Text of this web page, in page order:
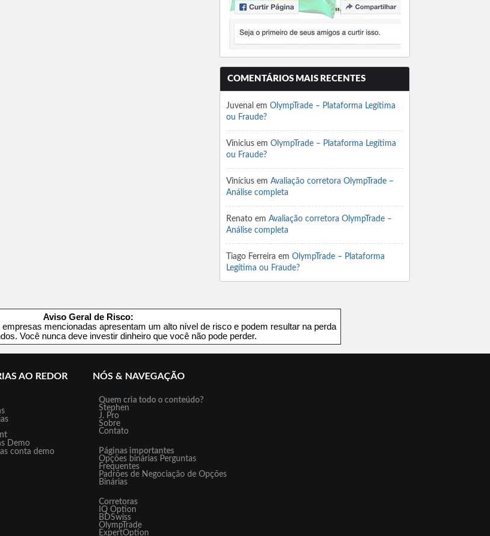
COMENTÁRIOS MAIS RECENTES
Juvenal em OlympTrade – Plataforma Legítima
ou Fraude?
Vinicius em OlympTrade – Plataforma Legítima
ou Fraude?
Vinícius em Avaliação corretora OlympTrade –
Análise completa
Renato em Avaliação corretora OlympTrade –
Análise completa
Tiago Ferreira em OlympTrade – Plataforma
Legítima ou Fraude?
Aviso Geral de Risco:
mencionadas apresentam um alto nível de risco e podem resultar na perda
Você nunca deve investir dinheiro que você não pode perder.
AO REDOR
Demo
conta demo
NÓS & NAVEGAÇÃO
Quem cria todo o conteúdo?
Stephen
J. Pro
Sobre
Contato
Páginas importantes
Opções binárias Perguntas
Frequentes
Padrões de Negociação de Opções
Binárias
Corretoras
IQ Option
BDSwiss
OlympTrade
ExpertOption